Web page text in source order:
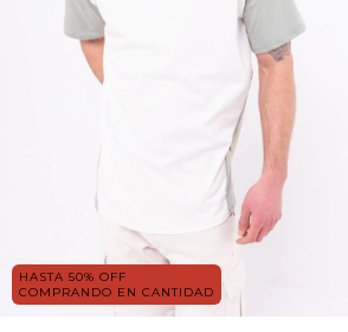
HASTA 50% OFF
COMPRANDO EN CANTIDAD